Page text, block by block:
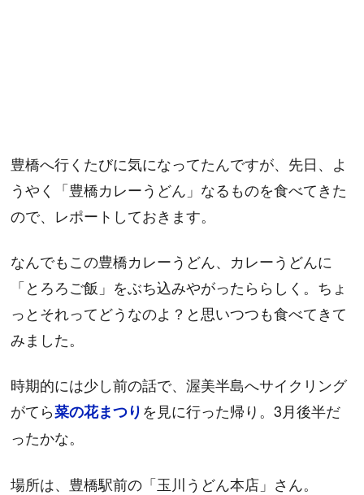
豊橋へ行くたびに気になってたんですが、先日、よ
うやく「豊橋カレーうどん」なるものを食べてきた
ので、レポートしておきます。
なんでもこの豊橋カレーうどん、カレーうどんに
「とろろご飯」をぶち込みやがったららしく。ちょ
っとそれってどうなのよ？と思いつつも食べてきて
みました。
時期的には少し前の話で、渥美半島へサイクリング
がてら菜の花まつりを見に行った帰り。3月後半だ
ったかな。
場所は、豊橋駅前の「玉川うどん本店」さん。